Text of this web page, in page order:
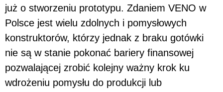
już o stworzeniu prototypu. Zdaniem VENO w
Polsce jest wielu zdolnych i pomysłowych
konstruktorów, którzy jednak z braku gotówki
nie są w stanie pokonać bariery finansowej
pozwalającej zrobić kolejny ważny krok ku
wdrożeniu pomysłu do produkcji lub